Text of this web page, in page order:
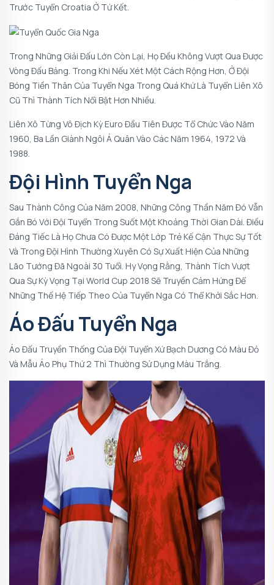
Trước Tuyển Croatia Ở Tứ Kết.
Trong Những Giải Đấu Lớn Còn Lại, Họ Đều Không Vượt Qua Được
Vòng Đấu Bảng. Trong Khi Nếu Xét Một Cách Rộng Hơn, Ở Đội
Bóng Tiền Thân Của Tuyển Nga Trong Quá Khứ Là Tuyển Liên Xô
Cũ Thì Thành Tích Nổi Bật Hơn Nhiều.
Liên Xô Từng Vô Địch Kỳ Euro Đầu Tiên Được Tổ Chức Vào Năm
1960, Ba Lần Giành Ngôi Á Quân Vào Các Năm 1964, 1972 Và
1988.
Đội Hình Tuyển Nga
Sau Thành Công Của Năm 2008, Những Công Thần Năm Đó Vẫn
Gắn Bó Với Đội Tuyển Trong Suốt Một Khoảng Thời Gian Dài. Điều
Đáng Tiếc Là Họ Chưa Có Được Một Lớp Trẻ Kế Cận Thực Sự Tốt
Và Trong Đội Hình Thường Xuyên Có Sự Xuất Hiện Của Những
Lão Tướng Đã Ngoài 30 Tuổi. Hy Vọng Rằng, Thành Tích Vượt
Qua Sự Kỳ Vọng Tại World Cup 2018 Sẽ Truyền Cảm Hứng Để
Những Thế Hệ Tiếp Theo Của Tuyển Nga Có Thể Khởi Sắc Hơn.
Áo Đấu Tuyển Nga
Áo Đấu Truyền Thống Của Đội Tuyển Xứ Bạch Dương Có Màu Đỏ
Và Mẫu Áo Phụ Thứ 2 Thì Thường Sử Dụng Màu Trắng.